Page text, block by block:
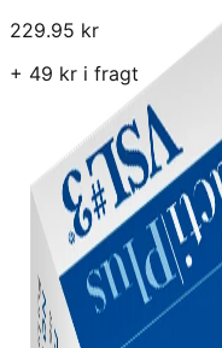
229.95 kr
+ 49 kr i fragt